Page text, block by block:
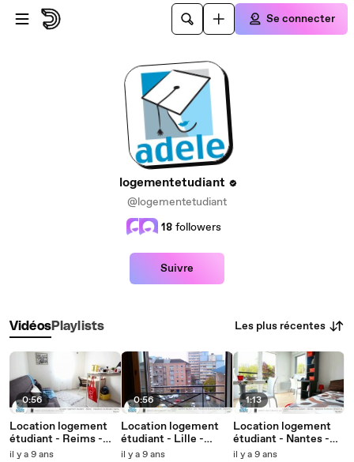
Passer au contenu principal
Se connecter
logementetudiant
@logementetudiant
18 followers
Suivre
VidéosPlaylists Les plus récentes
0:56
Location logement
étudiant - Reims -
Résidence
il y a 9 ans
0:56
Location logement
étudiant - Lille -
Résidences
il y a 9 ans
1:13
Location logement
étudiant - Nantes -
Résidence
il y a 9 ans